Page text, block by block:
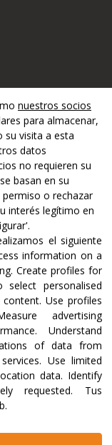
nuestros socios
para almacenar,
su visita a esta
datos
no requieren su
basan en su
o rechazar
interés legítimo en
el siguiente
information on a
.Create profiles for
personalised
content. Use profiles
advertising
. Understand
of data from
. Use limited
data. Identify
requested. Tus